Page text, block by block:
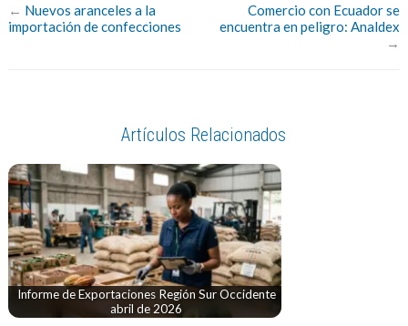
← Nuevos aranceles a la
importación de confecciones
Comercio con Ecuador se
encuentra en peligro: Analdex
→
Artículos Relacionados
Informe de Exportaciones Región Sur Occidente
abril de 2026